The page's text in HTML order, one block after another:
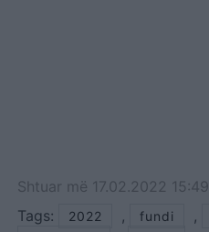
Shtuar më 17.02.2022 15:49
Tags:
2022 , fundi ,